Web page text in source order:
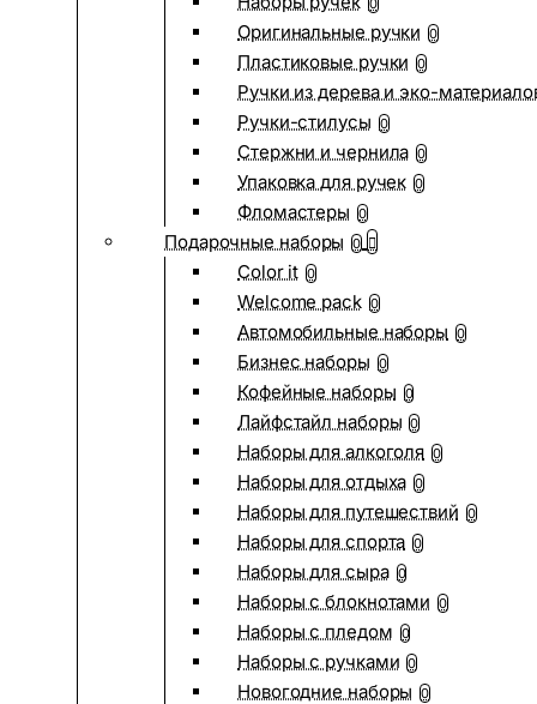
0
Оригинальные ручки 0
Пластиковые ручки 0
Ручки из дерева и эко-
Ручки-стилусы 0
Стержни и чернила 0
Упаковка для ручек 0
Фломастеры 0
Подарочные наборы 0
Color it 0
Welcome pack 0
Автомобильные наборы 0
Бизнес наборы 0
Кофейные наборы 0
Лайфстайл наборы 0
Наборы для алкоголя 0
Наборы для отдыха 0
Наборы для путешествий 0
Наборы для спорта 0
Наборы для сыра 0
Наборы с блокнотами 0
Наборы с пледом 0
Наборы с ручками 0
Новогодние наборы 0